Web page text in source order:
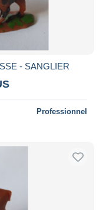
- SANGLIER
Professionnel